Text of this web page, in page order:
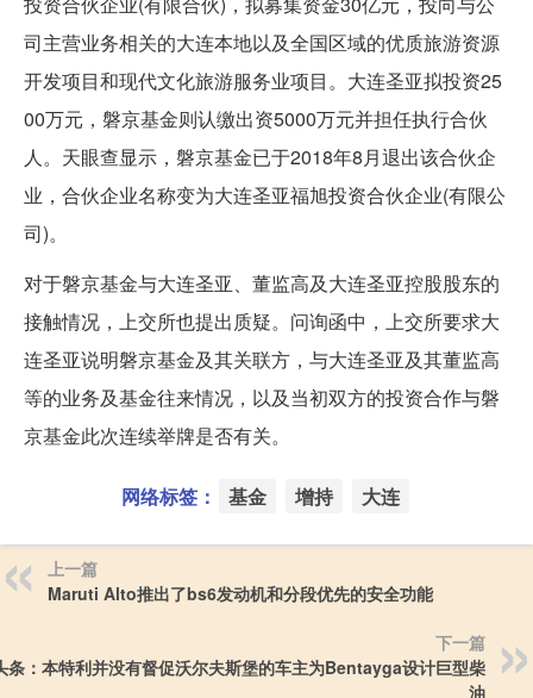
司主营业务相关的大连本地以及全国区域的优质旅游资源
开发项目和现代文化旅游服务业项目。大连圣亚拟投资25
00万元，磐京基金则认缴出资5000万元并担任执行合伙
人。天眼查显示，磐京基金已于2018年8月退出该合伙企
业，合伙企业名称变为大连圣亚福旭投资合伙企业(有限公
司)。
对于磐京基金与大连圣亚、董监高及大连圣亚控股股东的
接触情况，上交所也提出质疑。问询函中，上交所要求大
连圣亚说明磐京基金及其关联方，与大连圣亚及其董监高
等的业务及基金往来情况，以及当初双方的投资合作与磐
京基金此次连续举牌是否有关。
网络标签： 基金 增持 大连
上一篇
Maruti Alto推出了bs6发动机和分段优先的安全功能
下一篇
条：本特利并没有督促沃尔夫斯堡的车主为Bentayga设计巨型柴
油